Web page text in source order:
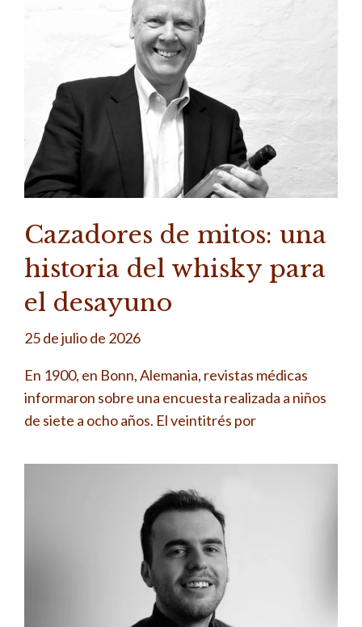
Cazadores de mitos: una
historia del whisky para
el desayuno
25 de julio de 2026
En 1900, en Bonn, Alemania, revistas médicas
informaron sobre una encuesta realizada a niños
de siete a ocho años. El veintitrés por